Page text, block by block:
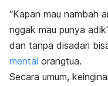
“Kapan mau nambah
nggak mau punya
dan tanpa disadari
mental orangtua.
Secara umum,